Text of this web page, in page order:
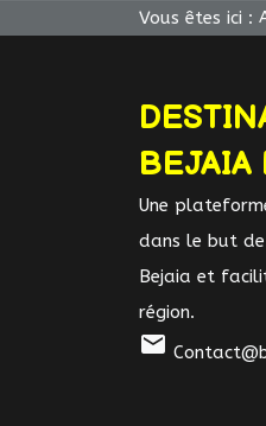
Vous êtes ici :
BEJAIA
Une
dans le but
Bejaia et
région.
mail